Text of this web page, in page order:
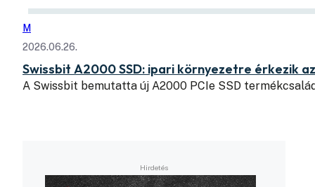
M
2026.06.26.
Swissbit A2000 SSD: ipari környezetre érkezik
A Swissbit bemutatta új A2000 PCIe SSD